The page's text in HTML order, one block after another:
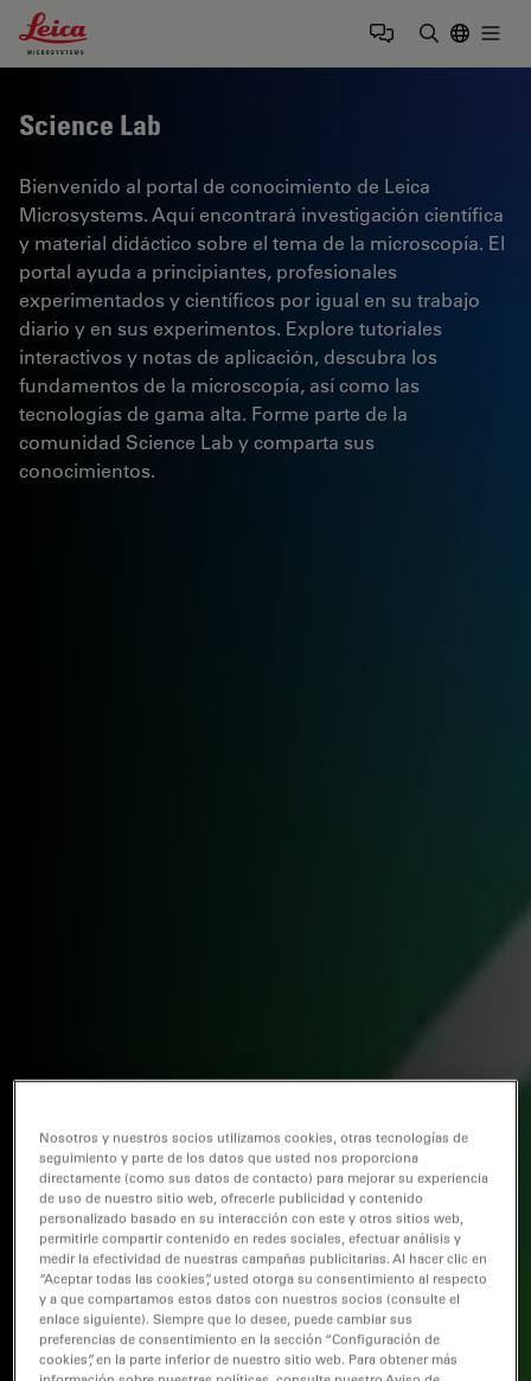
Leica Microsystems Logo
Science Lab
Bienvenido al portal de conocimiento de Leica
Microsystems. Aquí encontrará investigación científica
y material didáctico sobre el tema de la microscopía. El
portal ayuda a principiantes, profesionales
experimentados y científicos por igual en su trabajo
diario y en sus experimentos. Explore tutoriales
interactivos y notas de aplicación, descubra los
fundamentos de la microscopía, así como las
tecnologías de gama alta. Forme parte de la
comunidad Science Lab y comparta sus
conocimientos.
Nosotros y nuestros socios utilizamos cookies, otras tecnologías de
seguimiento y parte de los datos que usted nos proporciona
directamente (como sus datos de contacto) para mejorar su experiencia
de uso de nuestro sitio web, ofrecerle publicidad y contenido
personalizado basado en su interacción con este y otros sitios web,
permitirle compartir contenido en redes sociales, efectuar análisis y
medir la efectividad de nuestras campañas publicitarias. Al hacer clic en
“Aceptar todas las cookies”, usted otorga su consentimiento al respecto
y a que compartamos estos datos con nuestros socios (consulte el
enlace siguiente). Siempre que lo desee, puede cambiar sus
preferencias de consentimiento en la sección “Configuración de
cookies”, en la parte inferior de nuestro sitio web. Para obtener más